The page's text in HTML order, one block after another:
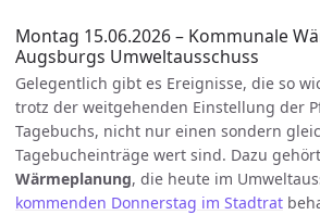
Montag 15.06.2026 – Kommunale
Augsburgs Umweltausschuss
Gelegentlich gibt es Ereignisse, die so
trotz der weitgehenden Einstellung der
Tagebuchs, nicht nur einen sondern
Tagebucheinträge wert sind. Dazu
Wärmeplanung, die heute im
kommenden Donnerstag im Stadtrat